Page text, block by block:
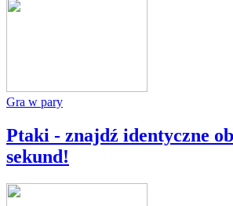
Gra w pary
Ptaki - znajdź identyczne
sekund!